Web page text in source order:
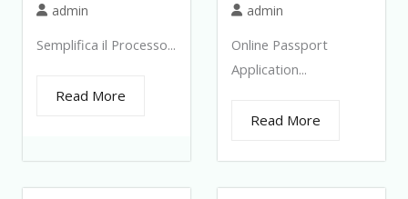
admin
Semplifica il Processo...
Read More
admin
Online Passport
Application...
Read More